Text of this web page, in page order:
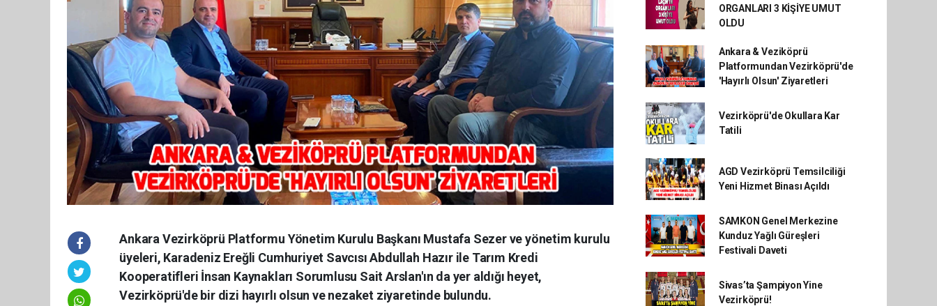
Ankara Vezirköprü Platformu Yönetim Kurulu Başkanı Mustafa Sezer ve yönetim kurulu
üyeleri, Karadeniz Ereğli Cumhuriyet Savcısı Abdullah Hazır ile Tarım Kredi
Kooperatifleri İnsan Kaynakları Sorumlusu Sait Arslan'ın da yer aldığı heyet,
Vezirköprü'de bir dizi hayırlı olsun ve nezaket ziyaretinde bulundu.
ORGANLARI 3 KİŞİYE UMUT
OLDU
Ankara & Veziköprü
Platformundan Vezirköprü'de
'Hayırlı Olsun' Ziyaretleri
Vezirköprü'de Okullara Kar
Tatili
AGD Vezirköprü Temsilciliği
Yeni Hizmet Binası Açıldı
SAMKON Genel Merkezine
Kunduz Yağlı Güreşleri
Festivali Daveti
Sivas’ta Şampiyon Yine
Vezirköprü!